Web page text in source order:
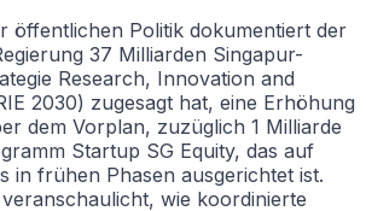
öffentlichen Politik dokumentiert der
37 Milliarden Singapur-
Research, Innovation and
2030) zugesagt hat, eine Erhöhung
dem Vorplan, zuzüglich 1 Milliarde
Startup SG Equity, das auf
in frühen Phasen ausgerichtet ist.
wie koordinierte